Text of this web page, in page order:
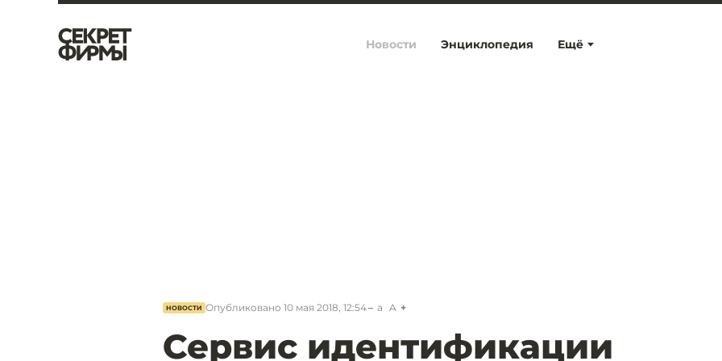
Ещё
Новости Энциклопедия
НОВОСТИ Опубликовано 10 мая 2018, 12:54 a A
Сервис идентификации